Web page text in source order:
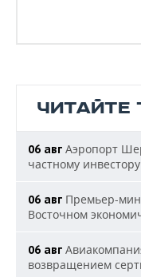
ЧИТАЙТЕ
06 авг Аэропорт
частному инвестору
06 авг Премьер-
Восточном
06 авг
возвращением